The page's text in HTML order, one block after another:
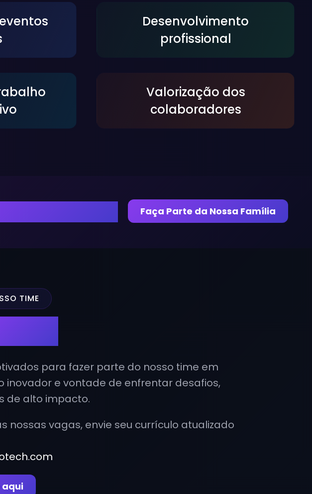
Desenvolvimento
profissional
Valorização dos
colaboradores
Faça Parte da Nossa Família
TIME
para fazer parte do nosso time em
e vontade de enfrentar desafios,
de alto impacto.
vagas, envie seu currículo atualizado